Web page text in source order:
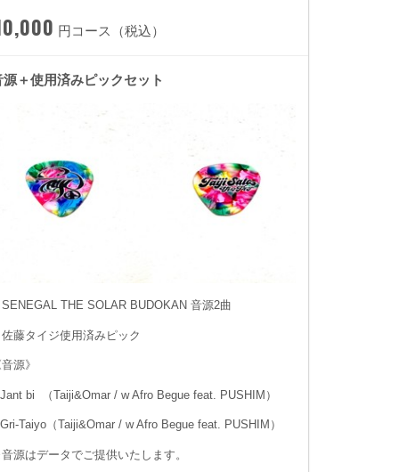
円コース（税込）
源＋使用済みピックセット
SENEGAL THE SOLAR BUDOKAN 音源2曲
藤タイジ使用済みピック
源》
bi （Taiji&Omar / w Afro Begue feat. PUSHIM）
Taiyo（Taiji&Omar / w Afro Begue feat. PUSHIM）
源はデータでご提供いたします。